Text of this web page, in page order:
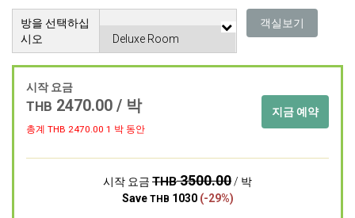
방을 선택하십
시오
객실보기
시작 요금
THB 2470.00 / 박
총계 THB 2470.00 1 박 동안
지금 예약
시작 요금 THB3500.00 / 박
Save THB 1030 (-29%)